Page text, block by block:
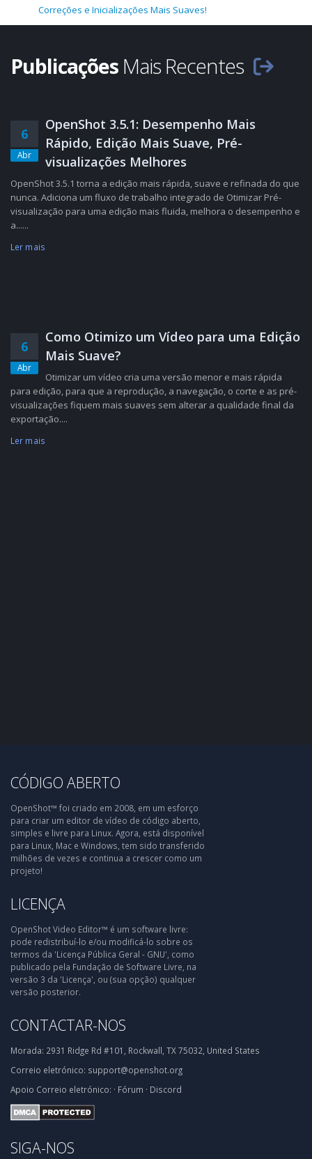
Correções e Inicializações Mais Suaves!
Publicações Mais Recentes
6
Abr
OpenShot 3.5.1: Desempenho Mais
Rápido, Edição Mais Suave, Pré-
visualizações Melhores
OpenShot 3.5.1 torna a edição mais rápida, suave e refinada do que
nunca. Adiciona um fluxo de trabalho integrado de Otimizar Pré-
visualização para uma edição mais fluida, melhora o desempenho e
a......
Ler mais
6
Abr
Como Otimizo um Vídeo para uma Edição
Mais Suave?
Otimizar um vídeo cria uma versão menor e mais rápida
para edição, para que a reprodução, a navegação, o corte e as pré-
visualizações fiquem mais suaves sem alterar a qualidade final da
exportação....
Ler mais
CÓDIGO ABERTO
OpenShot™ foi criado em 2008, em um esforço
para criar um editor de vídeo de código aberto,
simples e livre para Linux. Agora, está disponível
para Linux, Mac e Windows, tem sido transferido
milhões de vezes e continua a crescer como um
projeto!
LICENÇA
OpenShot Video Editor™ é um software livre:
pode redistribuí-lo e/ou modificá-lo sobre os
termos da 'Licença Pública Geral - GNU', como
publicado pela Fundação de Software Livre, na
versão 3 da 'Licença', ou (sua opção) qualquer
versão posterior.
CONTACTAR-NOS
Morada: 2931 Ridge Rd #101, Rockwall, TX 75032, United States
Correio eletrónico: support@openshot.org
Apoio Correio eletrónico: · Fórum · Discord
SIGA-NOS